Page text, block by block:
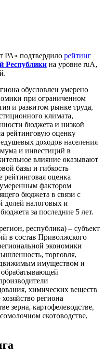
РА» подтвердило рейтинг
Республики на уровне ruА,
обусловлен умерено
при ограниченном
и развитом рынке труда,
климата,
бюджета и низкой
рейтинговую оценку
доходов населения
и инвестиций в
влияние оказывают
базы и гибкость
рейтинговая оценка
фактором
бюджета в связи с
долей налоговых и
за последние 5 лет.
республика) – субъект
в состав Приволжского
экономики
торговля,
имуществом и
обрабатывающей
химических веществ
региона
зерна, картофелеводстве,
скотоводстве,